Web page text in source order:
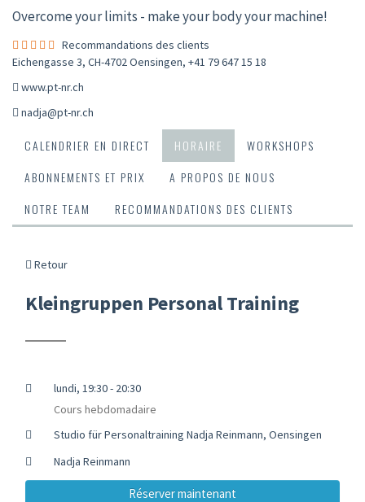
Overcome your limits - make your body your machine!
Recommandations des clients
Eichengasse 3, CH-4702 Oensingen, +41 79 647 15 18
www.pt-nr.ch
nadja@pt-nr.ch
CALENDRIER EN DIRECT HORAIRE
WORKSHOPS
ABONNEMENTS ET PRIX
A PROPOS DE NOUS
NOTRE TEAM
RECOMMANDATIONS DES CLIENTS
Retour
Kleingruppen Personal Training
lundi, 19:30 - 20:30
Cours hebdomadaire
Studio für Personaltraining Nadja Reinmann, Oensingen
Nadja Reinmann
Réserver maintenant